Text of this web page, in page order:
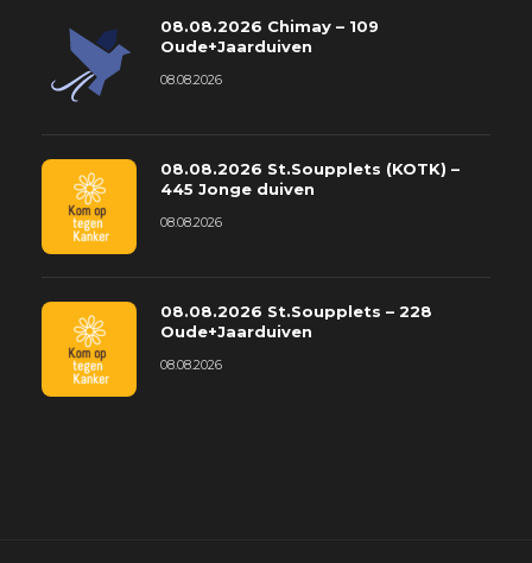
08.08.2026 Chimay – 109
Oude+Jaarduiven
08.08.2026
08.08.2026 St.Soupplets (KOTK) –
445 Jonge duiven
08.08.2026
08.08.2026 St.Soupplets – 228
Oude+Jaarduiven
08.08.2026